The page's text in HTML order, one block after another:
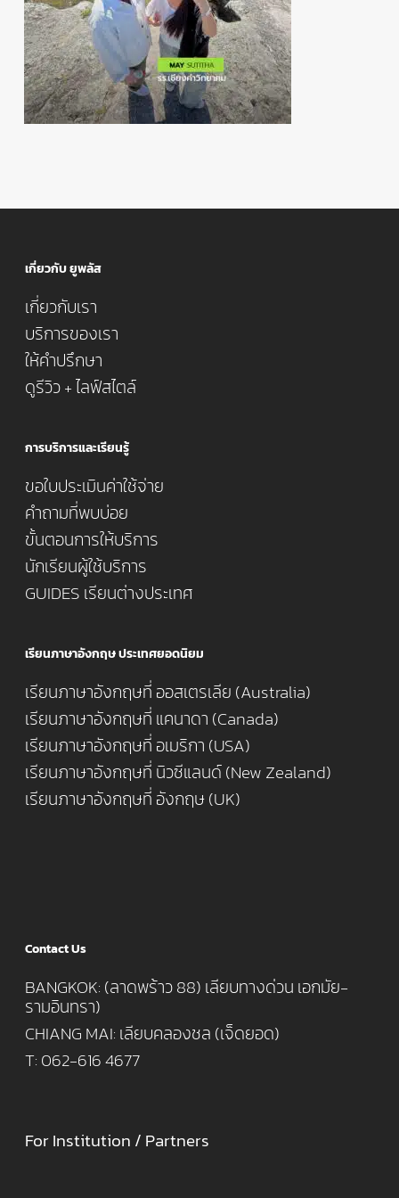
เกี่ยวกับ ยูพลัส
เกี่ยวกับเรา
บริการของเรา
ให้คำปรึกษา
ดูรีวิว + ไลฟ์สไตล์
การบริการและเรียนรู้
ขอใบประเมินค่าใช้จ่าย
คำถามที่พบบ่อย
ขั้นตอนการให้บริการ
นักเรียนผู้ใช้บริการ
GUIDES เรียนต่างประเทศ
เรียนภาษาอังกฤษ ประเทศยอดนิยม
เรียนภาษาอังกฤษที่ ออสเตรเลีย (Australia)
เรียนภาษาอังกฤษที่ แคนาดา (Canada)
เรียนภาษาอังกฤษที่ อเมริกา (USA)
เรียนภาษาอังกฤษที่ นิวซีแลนด์ (New Zealand)
เรียนภาษาอังกฤษที่ อังกฤษ (UK)
Contact Us
BANGKOK: (ลาดพร้าว 88) เลียบทางด่วน เอกมัย-
รามอินทรา)
CHIANG MAI: เลียบคลองชล (เจ็ดยอด)
T: 062-616 4677
For Institution / Partners